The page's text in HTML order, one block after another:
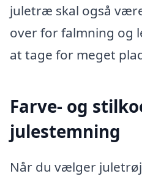
juletræ skal også
over for falmning og
at tage for meget
Farve- og
julestemning
Når du vælger